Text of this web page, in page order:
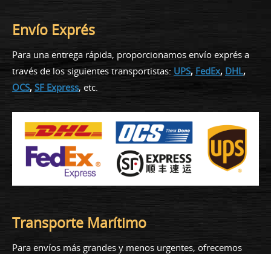
Envío Exprés
Para una entrega rápida, proporcionamos envío exprés a
través de los siguientes transportistas: UPS, FedEx, DHL,
OCS, SF Express, etc.
Transporte Marítimo
Para envíos más grandes y menos urgentes, ofrecemos